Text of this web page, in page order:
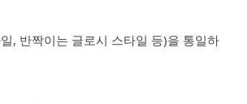
, 반짝이는 글로시 스타일 등)을 통일하